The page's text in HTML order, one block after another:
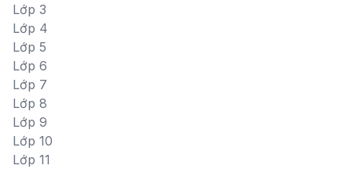
Lớp 3
Lớp 4
Lớp 5
Lớp 6
Lớp 7
Lớp 8
Lớp 9
Lớp 10
Lớp 11